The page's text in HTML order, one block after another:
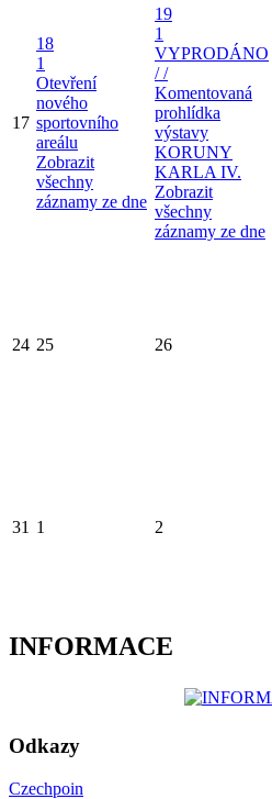
17
18
1
Otevření
nového
sportovního
areálu
Zobrazit
všechny
záznamy ze dne
19
1
VYPRODÁNO
/ /
Komentovaná
prohlídka
výstavy
KORUNY
KARLA IV.
Zobrazit
všechny
záznamy ze dne
24 25 26
31 1 2
INFORMACE
Odkazy
Czechpoin